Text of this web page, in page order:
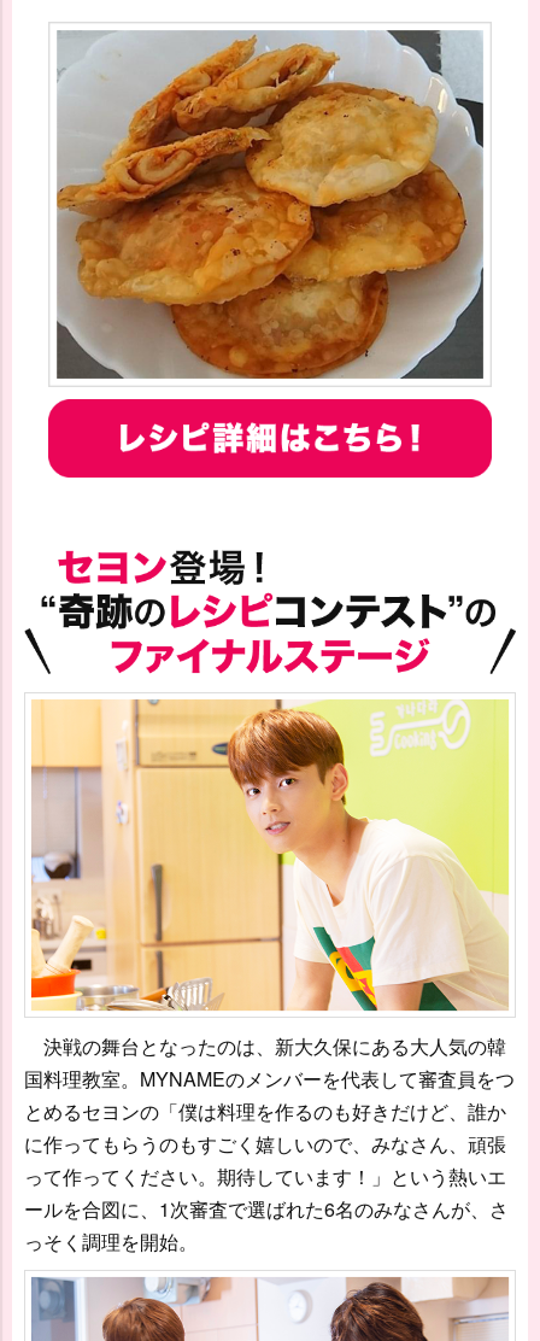
決戦の舞台となったのは、新大久保にある大人気の韓
国料理教室。MYNAMEのメンバーを代表して審査員をつ
とめるセヨンの「僕は料理を作るのも好きだけど、誰か
に作ってもらうのもすごく嬉しいので、みなさん、頑張
って作ってください。期待しています！」という熱いエ
ールを合図に、1次審査で選ばれた6名のみなさんが、さ
っそく調理を開始。